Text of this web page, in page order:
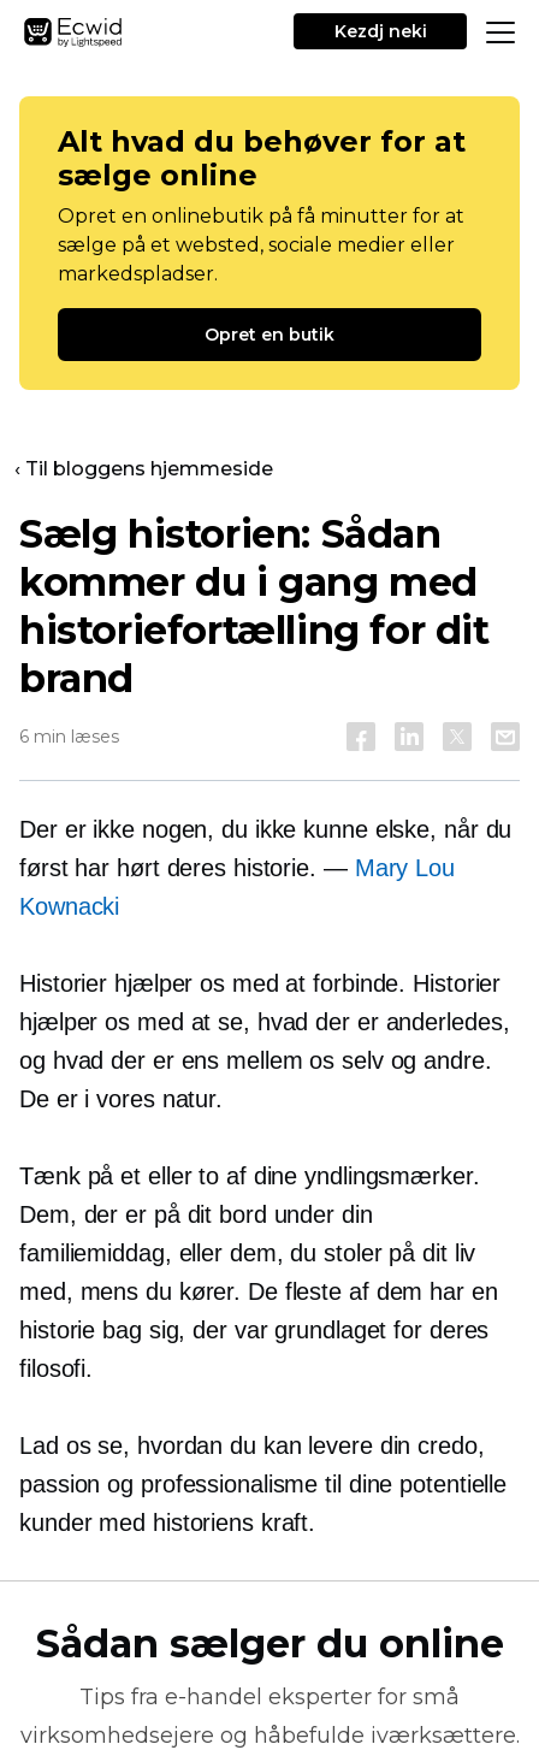
Kezdj neki
Alt hvad du behøver for at
sælge online
Opret en onlinebutik på få minutter for at
sælge på et websted, sociale medier eller
markedspladser.
Opret en butik
‹ Til bloggens hjemmeside
Sælg historien: Sådan
kommer du i gang med
historiefortælling for dit
brand
6 min læses
Der er ikke nogen, du ikke kunne elske, når du
først har hørt deres historie. — Mary Lou
Kownacki
Historier hjælper os med at forbinde. Historier
hjælper os med at se, hvad der er anderledes,
og hvad der er ens mellem os selv og andre.
De er i vores natur.
Tænk på et eller to af dine yndlingsmærker.
Dem, der er på dit bord under din
familiemiddag, eller dem, du stoler på dit liv
med, mens du kører. De fleste af dem har en
historie bag sig, der var grundlaget for deres
filosofi.
Lad os se, hvordan du kan levere din credo,
passion og professionalisme til dine potentielle
kunder med historiens kraft.
Sådan sælger du online
Tips fra e-handel eksperter for små
virksomhedsejere og håbefulde iværksættere.